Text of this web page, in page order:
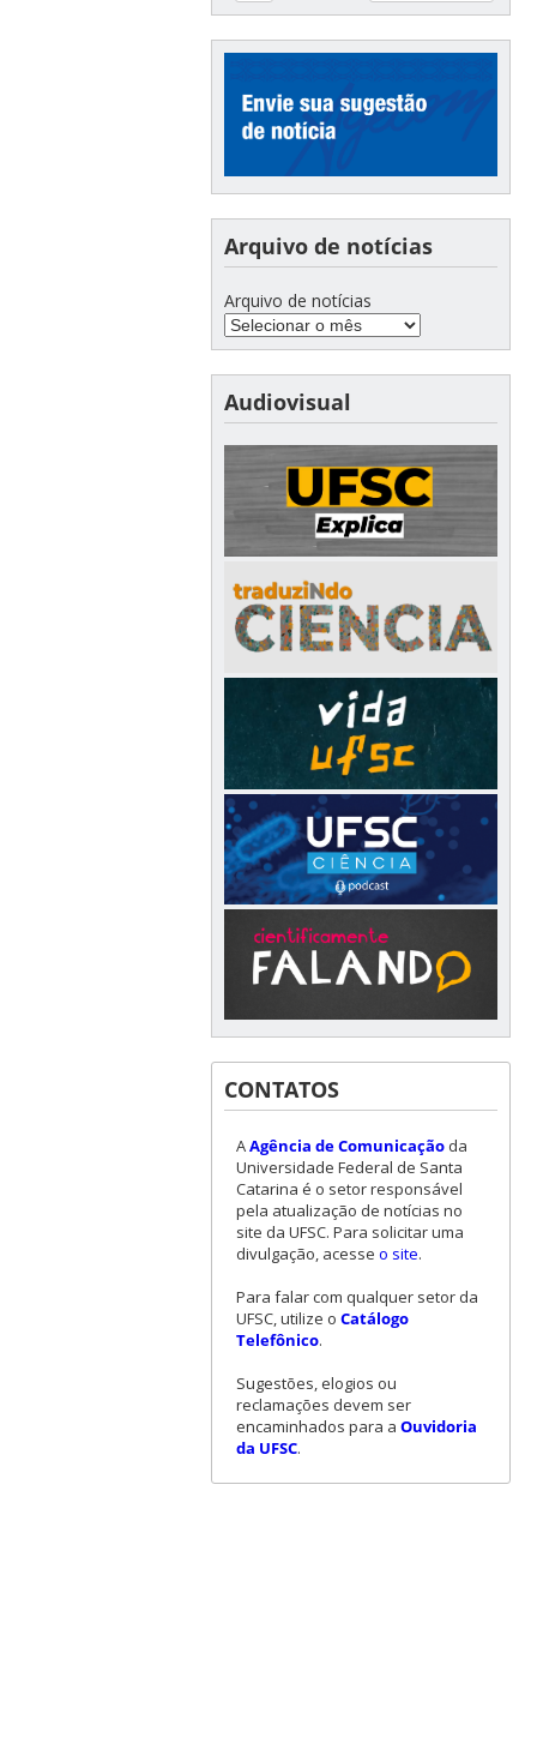
Arquivo de notícias
Arquivo de notícias
Audiovisual
CONTATOS
AAgência de Comunicaçãoda
Universidade Federal de Santa
Catarina é o setor responsável
pela atualização de notícias no
site da UFSC. Para solicitar uma
divulgação, acesse o site.
Para falar com qualquer setor da
UFSC, utilize o Catálogo
Telefônico.
Sugestões, elogios ou
reclamações devem ser
encaminhados para a Ouvidoria
da UFSC.